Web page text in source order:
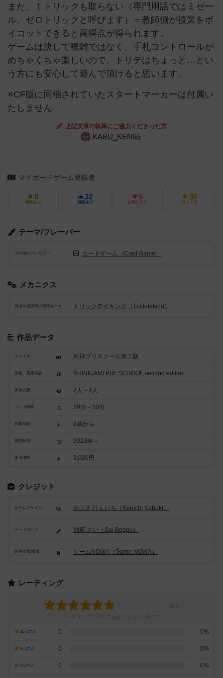
また、１トリックも取らない（専門用語ではミゼー
ル、ゼロトリックと呼びます）＝教師側が授業をボ
イコットできると高得点が得られます。
ゲームは決して複雑ではなく、手札コントロールが
めちゃくちゃ楽しいので、トリテはちょっと…とい
う方にも安心して遊んで頂けると思います。
※CF版に同梱されていたスタートマーカーは付属い
たしません
上記文章の執筆にご協力くださった方
KABU_KEN65
マイボードゲーム登録者
8
興味あり
32
経験あり
5
お気に入り
36
持ってる
テーマ/フレーバー
その他のコンセプト カードゲーム（Card Game）
メカニクス
得点や資源等の獲得ルール トリックテイキング（Trick-taking）
作品データ
タイトル 死神プリスクール第２版
原題・英題表記 SHINIGAMI PRESCHOOL second edition
参加人数 2人～4人
プレイ時間 20分～30分
対象年齢 8歳から
発売時期 2023年～
参考価格 3,000円
クレジット
ゲームデザイン かぶき けんいち（Kenichi Kabuki）
アートワーク 別府 さい（Sai Beppu）
関連企業/団体 ゲームNOWA（Game NOWA）
レーティング
10点の人 0 0%
9点の人 0 0%
8点の人 0 0%